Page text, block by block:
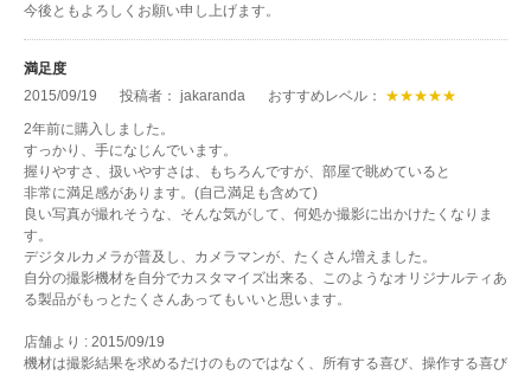
今後ともよろしくお願い申し上げます。
満足度
2015/09/19
投稿者： jakaranda おすすめレベル：
★★★★★
2年前に購入しました。
すっかり、手になじんでいます。
握りやすさ、扱いやすさは、もちろんですが、部屋で眺めていると
非常に満足感があります。(自己満足も含めて)
良い写真が撮れそうな、そんな気がして、何処か撮影に出かけたくなりま
す。
デジタルカメラが普及し、カメラマンが、たくさん増えました。
自分の撮影機材を自分でカスタマイズ出来る、このようなオリジナルティあ
る製品がもっとたくさんあってもいいと思います。
店舗より : 2015/09/19
機材は撮影結果を求めるだけのものではなく、所有する喜び、操作する喜び